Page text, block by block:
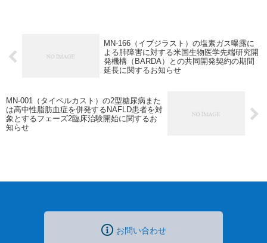
MN-166（イブジラスト）の塩素ガス曝露に
よる肺障害に対する米国生物医学先端研究開
発機構（BARDA）との共同開発契約の期間
延長に関するお知らせ
MN-001（タイペルカスト）の2型糖尿病また
は高中性脂肪血症を併発するNAFLD患者を対
象とするフェーズ2臨床治験開始に関するお
知らせ
お問い合わせ